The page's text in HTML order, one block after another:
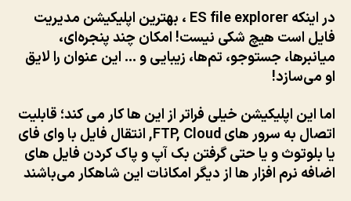
در اینکه ES file explorer ، بهترین اپلیکیشن مدیریت
فایل است هیچ شکی نیست! امکان چند پنجره‌ای،
میانبرها، جستوجو، تم‌ها، زیبایی و … این عنوان را لایق
او می‌سازد!
اما این اپلیکیشن خیلی فراتر از این ها کار می کند؛ قابلیت
اتصال به سرور های FTP, Cloud, انتقال فایل با وای فای
یا بلوتوث و یا حتی گرفتن بک آپ و پاک کردن فایل های
اضافه نرم افزار ها از دیگر امکانات این شاهکار می‌باشند